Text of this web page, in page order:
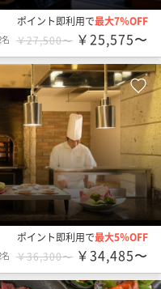
ポイント即利用で最大7％OFF
￥27,500〜 ￥25,575〜
ポイント即利用で最大5％OFF
￥36,300〜 ￥34,485〜